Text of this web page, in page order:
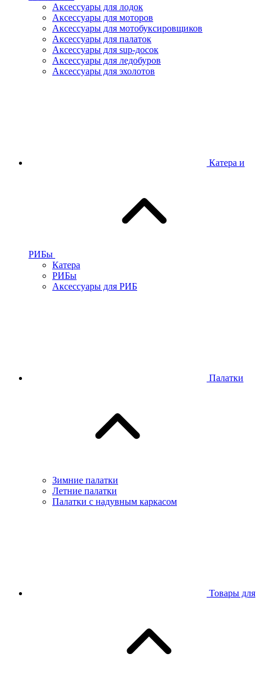
Аксессуары для лодок
Аксессуары для моторов
Аксессуары для мотобуксировщиков
Аксессуары для палаток
Аксессуары для sup-досок
Аксессуары для ледобуров
Аксессуары для эхолотов
Катера и
РИБы
Катера
РИБы
Аксессуары для РИБ
Палатки
Зимние палатки
Летние палатки
Палатки с надувным каркасом
Товары для